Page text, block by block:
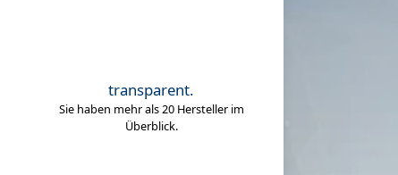
transparent.
Sie haben mehr als 20 Hersteller im
Überblick.